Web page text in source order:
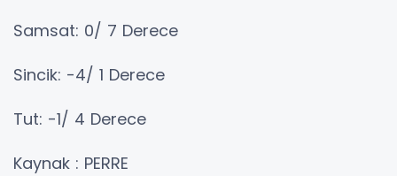
Samsat: 0/ 7 Derece
Sincik: -4/ 1 Derece
Tut: -1/ 4 Derece
Kaynak : PERRE